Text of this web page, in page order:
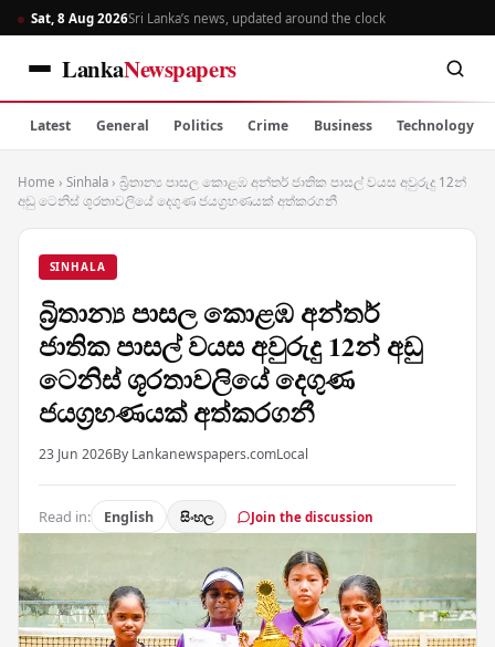
Sat, 8 Aug 2026Sri Lanka’s news, updated around the clock
LankaNewspapers
Latest General Politics Crime Business Technology
Home › Sinhala › බ්‍රිතාන්‍ය පාසල කොළඹ අන්තර් ජාතික පාසල් වයස අවුරුදු 12න්
අඩු ටෙනිස් ශූරතාවලියේ දෙගුණ ජයග්‍රහණයක් අත්කරගනී
SINHALA
බ්‍රිතාන්‍ය පාසල කොළඹ අන්තර්
ජාතික පාසල් වයස අවුරුදු 12න් අඩු
ටෙනිස් ශූරතාවලියේ දෙගුණ
ජයග්‍රහණයක් අත්කරගනී
23 Jun 2026By Lankanewspapers.comLocal
Read in: English සිංහල Join the discussion